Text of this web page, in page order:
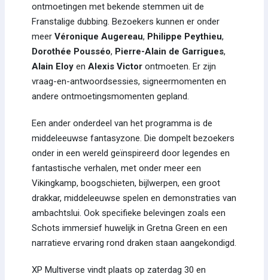
ontmoetingen met bekende stemmen uit de
Franstalige dubbing. Bezoekers kunnen er onder
meer Véronique Augereau, Philippe Peythieu,
Dorothée Pousséo, Pierre-Alain de Garrigues,
Alain Eloyen Alexis Victorontmoeten. Er zijn
vraag-en-antwoordsessies, signeermomenten en
andere ontmoetingsmomenten gepland.
Een ander onderdeel van het programma is de
middeleeuwse fantasyzone. Die dompelt bezoekers
onder in een wereld geïnspireerd door legendes en
fantastische verhalen, met onder meer een
Vikingkamp, boogschieten, bijlwerpen, een groot
drakkar, middeleeuwse spelen en demonstraties van
ambachtslui. Ook specifieke belevingen zoals een
Schots immersief huwelijk in Gretna Green en een
narratieve ervaring rond draken staan aangekondigd.
XP Multiverse vindt plaats op zaterdag 30 en